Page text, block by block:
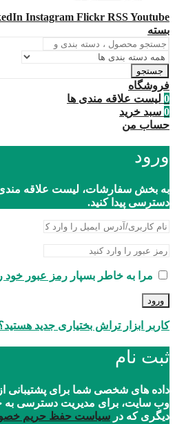
Instagram Flickr RSSYoutube
بسته
جستجو
فروشگاه
0 لیست علاقه مندی ها
0 سبد خرید
حساب من
ورود
به بخش سفارشات، لیست علاقه مندی
دسترسی پیدا کنید.
مرا به خاطر بسپار رمز عبور خود
ورود
کاربر ابزار تراش بختیاری جدید
ثبت نام
داده های شخصی شما برای پشتیبانی
وب سایت، برای مدیریت دسترسی به
دیگری که در سیاست حفظ حریم